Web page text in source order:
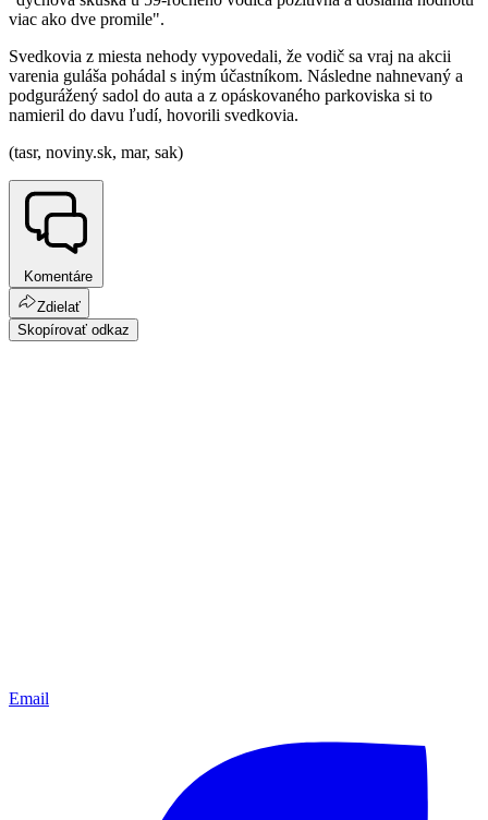
viac ako dve promile".
Svedkovia z miesta nehody vypovedali, že vodič sa vraj na akcii
varenia guláša pohádal s iným účastníkom. Následne nahnevaný a
podgurážený sadol do auta a z opáskovaného parkoviska si to
namieril do davu ľudí, hovorili svedkovia.
(tasr, noviny.sk, mar, sak)
Komentáre
Zdielať
Skopírovať odkaz
Email